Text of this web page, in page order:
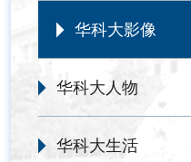
华科大影像
华科大人物
华科大生活